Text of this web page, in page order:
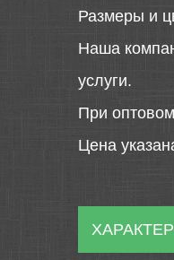
Размеры и
Наша
услуги.
При
Цена